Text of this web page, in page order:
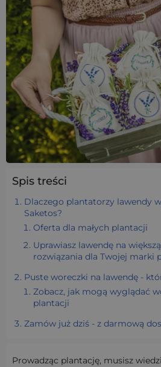
Spis treści
Dlaczego plantatorzy lawendy
Saketos?
Oferta dla małych plantacji
Uprawiasz lawendę na
rozwiązania dla Twojej marki
Puste woreczki na lawendę -
Zobacz, jak mogą wyglądać
plantacji
Zamów już dziś - z darmową
Prowadząc plantację, musisz